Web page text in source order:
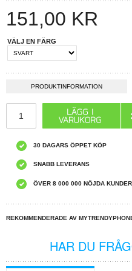
151,00 KR
VÄLJ EN FÄRG
PRODUKTINFORMATION
30 DAGARS ÖPPET KÖP
SNABB LEVERANS
ÖVER 8 000 000 NÖJDA KUNDER
REKOMMENDERADE AV
HAR DU